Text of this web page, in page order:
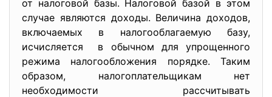
от налоговой базы. Налоговой базой в этом
случае являются доходы. Величина доходов,
включаемых в налогооблагаемую базу,
исчисляется в обычном для упрощенного
режима налогообложения порядке. Таким
образом, налогоплательщикам нет
необходимости рассчитывать